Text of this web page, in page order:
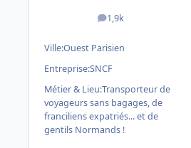
1,9k
messages
Ville:Ouest Parisien
Entreprise:SNCF
Métier & Lieu:Transporteur de
voyageurs sans bagages, de
franciliens expatriés... et de
gentils Normands !